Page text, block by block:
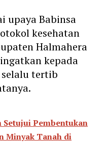
upaya Babinsa
kesehatan
Halmahera
kepada
tertib
Setujui Pembentukan
Minyak Tanah di